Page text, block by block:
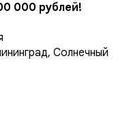
000 рублей!
Солнечный